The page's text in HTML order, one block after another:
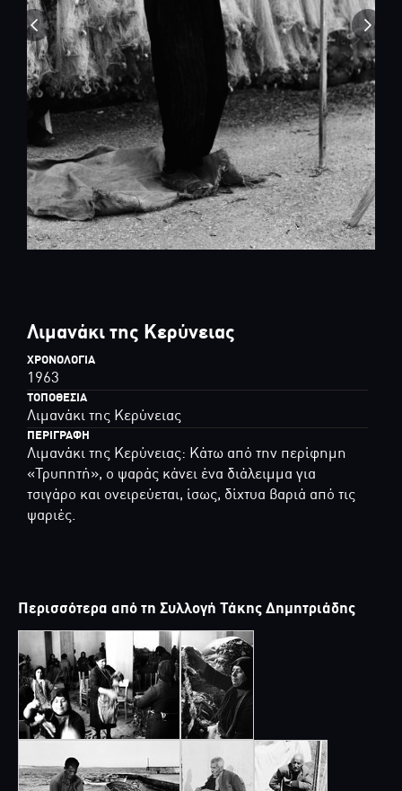
Λιμανάκι της Κερύνειας
ΧΡΟΝΟΛΟΓΊΑ
1963
ΤΟΠΟΘΕΣΊΑ
Λιμανάκι της Κερύνειας
ΠΕΡΙΓΡΑΦΉ
Λιμανάκι της Κερύνειας: Κάτω από την περίφημη
«Τρυπητή», ο ψαράς κάνει ένα διάλειμμα για
τσιγάρο και ονειρεύεται, ίσως, δίχτυα βαριά από τις
ψαριές.
Περισσότερα από τη Συλλογή Τάκης Δημητριάδης